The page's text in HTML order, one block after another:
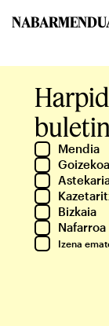
Mendia
Goizekoa
Bizkaia
Nafarroa
Izena